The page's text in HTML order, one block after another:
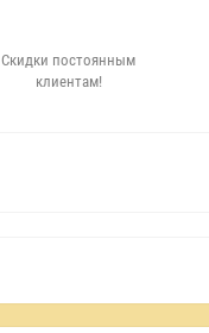
Скидки постоянным
клиентам!